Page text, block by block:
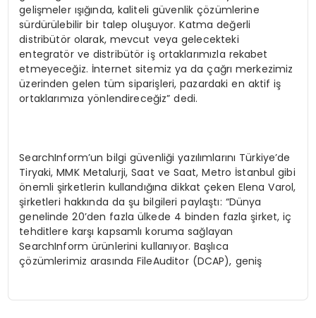
gelişmeler ışığında, kaliteli güvenlik çözümlerine
sürdürülebilir bir talep oluşuyor. Katma değerli
distribütör olarak, mevcut veya gelecekteki
entegratör ve distribütör iş ortaklarımızla rekabet
etmeyeceğiz. İnternet sitemiz ya da çağrı merkezimiz
üzerinden gelen tüm siparişleri, pazardaki en aktif iş
ortaklarımıza yönlendireceğiz” dedi.
SearchInform’un bilgi güvenliği yazılımlarını Türkiye’de
Tiryaki, MMK Metalurji, Saat ve Saat, Metro İstanbul gibi
önemli şirketlerin kullandığına dikkat çeken Elena Varol,
şirketleri hakkında da şu bilgileri paylaştı: “Dünya
genelinde 20’den fazla ülkede 4 binden fazla şirket, iç
tehditlere karşı kapsamlı koruma sağlayan
SearchInform ürünlerini kullanıyor. Başlıca
çözümlerimiz arasında FileAuditor (DCAP), geniş